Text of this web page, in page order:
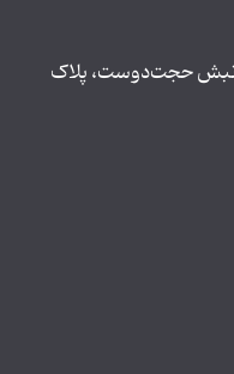
نبش حجت‌دوست، پلاک